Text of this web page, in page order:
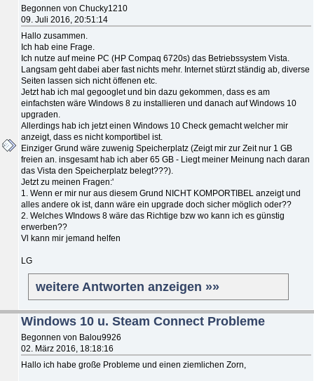
Begonnen von Chucky1210
09. Juli 2016, 20:51:14
Hallo zusammen.
Ich hab eine Frage.
Ich nutze auf meine PC (HP Compaq 6720s) das Betriebssystem Vista.
Langsam geht dabei aber fast nichts mehr. Internet stürzt ständig ab, diverse
Seiten lassen sich nicht öffenen etc.
Jetzt hab ich mal gegooglet und bin dazu gekommen, dass es am
einfachsten wäre Windows 8 zu installieren und danach auf Windows 10
upgraden.
Allerdings hab ich jetzt einen Windows 10 Check gemacht welcher mir
anzeigt, dass es nicht komportibel ist.
Einziger Grund wäre zuwenig Speicherplatz (Zeigt mir zur Zeit nur 1 GB
freien an. insgesamt hab ich aber 65 GB - Liegt meiner Meinung nach daran
das Vista den Speicherplatz belegt???).
Jetzt zu meinen Fragen:'
1. Wenn er mir nur aus diesem Grund NICHT KOMPORTIBEL anzeigt und
alles andere ok ist, dann wäre ein upgrade doch sicher möglich oder??
2. Welches WIndows 8 wäre das Richtige bzw wo kann ich es günstig
erwerben??
Vl kann mir jemand helfen
LG
weitere Antworten anzeigen »»
Windows 10 u. Steam Connect Probleme
Begonnen von Balou9926
02. März 2016, 18:18:16
Hallo ich habe große Probleme und einen ziemlichen Zorn,